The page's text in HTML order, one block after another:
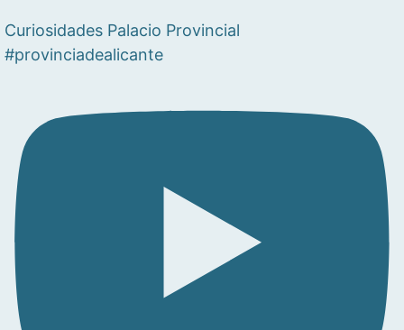
Curiosidades Palacio Provincial
#provinciadealicante